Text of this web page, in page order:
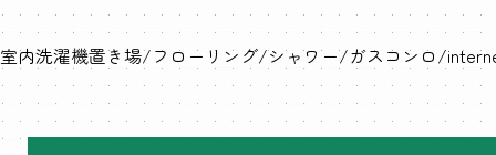
室内洗濯機置き場 フローリング シャワー ガスコンロ